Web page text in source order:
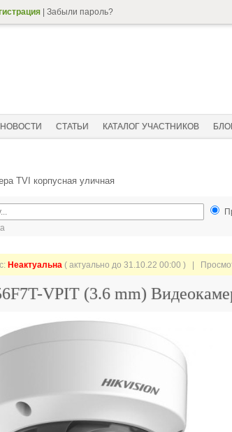
Забыли пароль?
НОВОСТИ СТАТЬИ КАТАЛОГ УЧАСТНИКОВ
TVI корпусная уличная
Неактуальна ( актуально до 31.10.22 00:00 ) |
VPIT (3.6 mm)